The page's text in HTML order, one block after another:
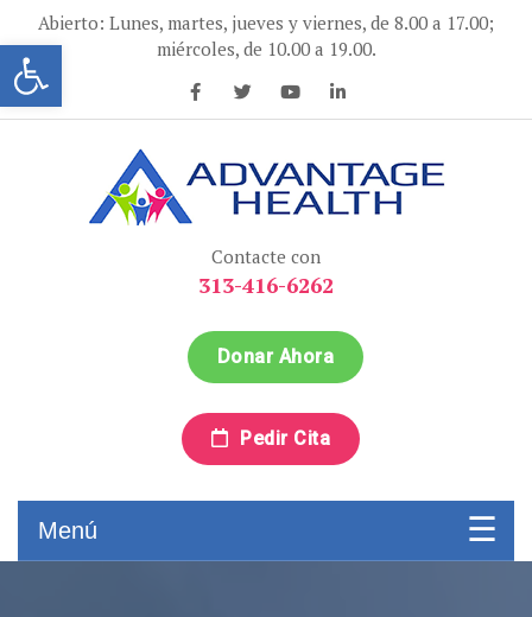
Abrir la barra de herramientas
contenido
Abierto: Lunes, martes, jueves y viernes, de 8.00 a 17.00;
miércoles, de 10.00 a 19.00.
Contacte con
313-416-6262
Donar Ahora
Pedir Cita
Menú